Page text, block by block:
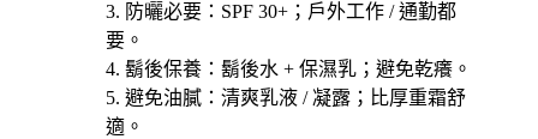
防曬必要 ：SPF 30+；戶外工作 / 通勤都
要。
鬍後保養 ：鬍後水 + 保濕乳；避免乾癢。
避免油膩 ：清爽乳液 / 凝露；比厚重霜舒
適。